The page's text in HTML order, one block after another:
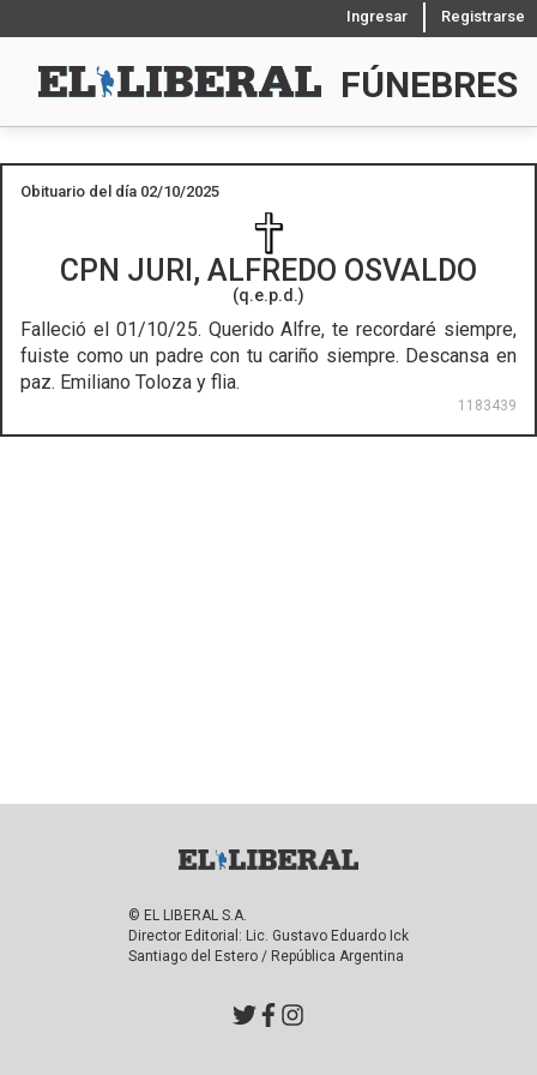
Ingresar Registrarse
FÚNEBRES
Obituario del día 02/10/2025
CPN JURI, ALFREDO OSVALDO
(q.e.p.d.)
Falleció el 01/10/25. Querido Alfre, te recordaré siempre,
fuiste como un padre con tu cariño siempre. Descansa en
paz. Emiliano Toloza y flia.
1183439
© EL LIBERAL S.A.
Director Editorial: Lic. Gustavo Eduardo Ick
Santiago del Estero / República Argentina